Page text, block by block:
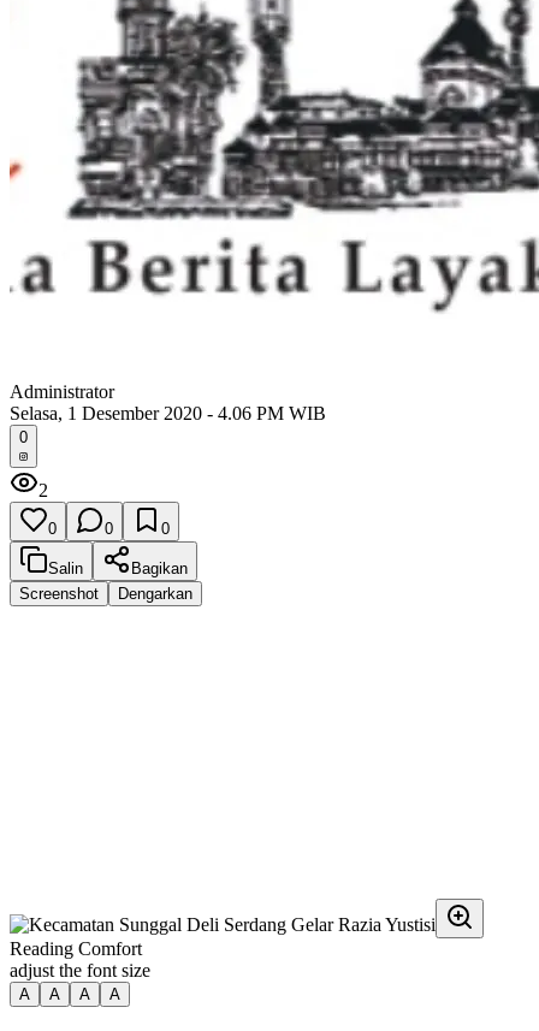
Administrator
Selasa, 1 Desember 2020 - 4.06 PM WIB
0
2
0 0 0
Salin
Bagikan
Screenshot
Dengarkan
Reading Comfort
adjust the font size
A A A A